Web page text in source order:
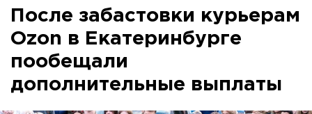
После забастовки курьерам
Ozon в Екатеринбурге
пообещали
дополнительные выплаты